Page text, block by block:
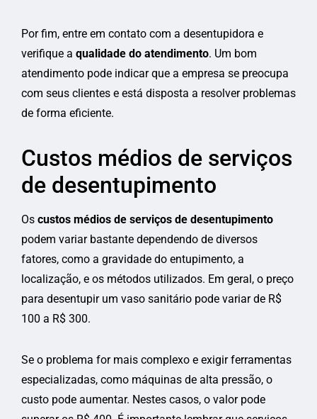
Por fim, entre em contato com a desentupidora e
verifique a qualidade do atendimento. Um bom
atendimento pode indicar que a empresa se preocupa
com seus clientes e está disposta a resolver problemas
de forma eficiente.
Custos médios de serviços
de desentupimento
Os custos médios de serviços de desentupimento
podem variar bastante dependendo de diversos
fatores, como a gravidade do entupimento, a
localização, e os métodos utilizados. Em geral, o preço
para desentupir um vaso sanitário pode variar de R$
100 a R$ 300.
Se o problema for mais complexo e exigir ferramentas
especializadas, como máquinas de alta pressão, o
custo pode aumentar. Nestes casos, o valor pode